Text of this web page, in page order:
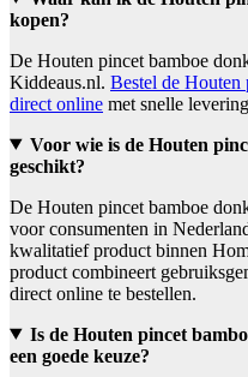
kopen?
De Houten pincet bamboe
Kiddeaus.nl. Bestel de Houten
direct online met snelle
Voor wie is de Houten
geschikt?
De Houten pincet bamboe
voor consumenten in
kwalitatief product binnen
product combineert
direct online te bestellen.
Is de Houten pincet
een goede keuze?